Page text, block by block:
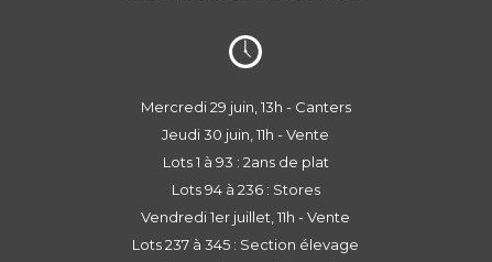
Mercredi 29 juin, 13h - Canters
Jeudi 30 juin, 11h - Vente
Lots 1 à 93 : 2ans de plat
Lots 94 à 236 : Stores
Vendredi 1er juillet, 11h - Vente
Lots 237 à 345 : Section élevage